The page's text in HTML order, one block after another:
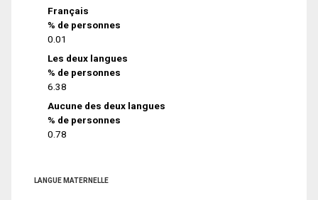
Français
% de personnes
0.01
Les deux langues
% de personnes
6.38
Aucune des deux langues
% de personnes
0.78
LANGUE MATERNELLE